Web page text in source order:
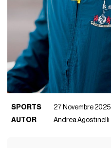
SPORTS
27 Novembre 2025
AUTOR
Andrea Agostinelli